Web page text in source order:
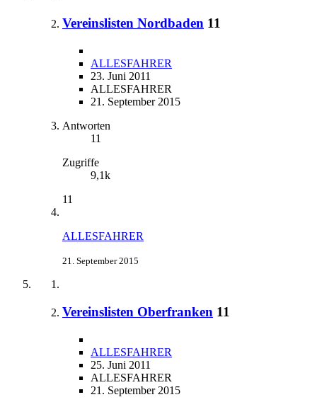
Vereinslisten Nordbaden 11
ALLESFAHRER
23. Juni 2011
ALLESFAHRER
21. September 2015
Antworten
11
Zugriffe
9,1k
11
ALLESFAHRER
21. September 2015
Vereinslisten Oberfranken 11
ALLESFAHRER
25. Juni 2011
ALLESFAHRER
21. September 2015